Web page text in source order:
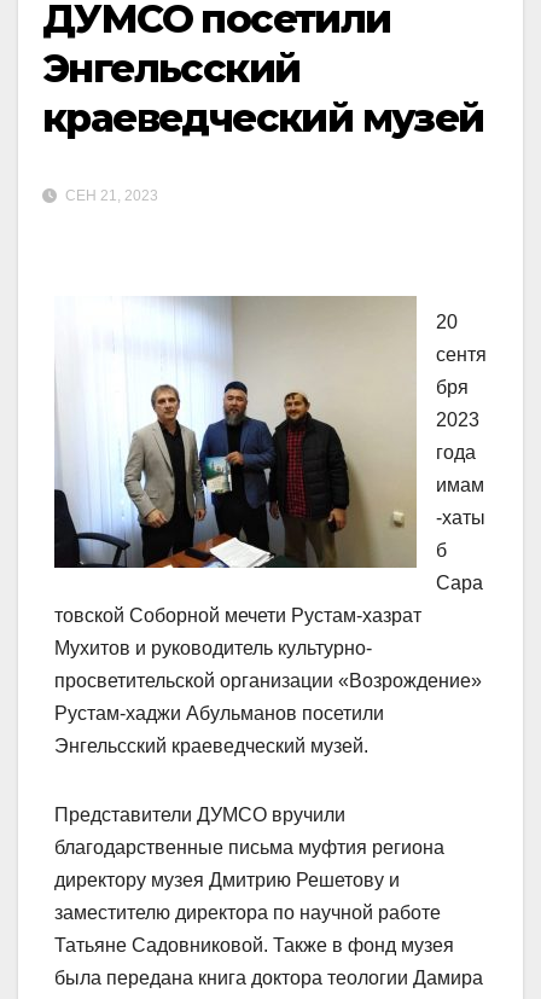
ДУМСО посетили
Энгельсский
краеведческий музей
СЕН 21, 2023
20
сентя
бря
2023
года
имам
-хаты
б
Сара
товской Соборной мечети Рустам-хазрат
Мухитов и руководитель культурно-
просветительской организации «Возрождение»
Рустам-хаджи Абульманов посетили
Энгельсский краеведческий музей.
Представители ДУМСО вручили
благодарственные письма муфтия региона
директору музея Дмитрию Решетову и
заместителю директора по научной работе
Татьяне Садовниковой. Также в фонд музея
была передана книга доктора теологии Дамира